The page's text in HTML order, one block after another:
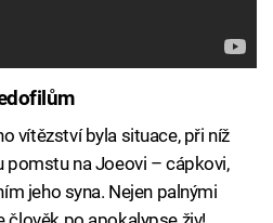
vítězství byla situace, při níž
pomstu na Joeovi – cápkovi,
jeho syna. Nejen palnými